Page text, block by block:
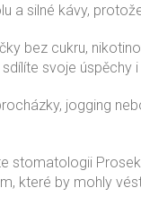
a silné kávy,
bez cukru,
svoje úspěchy i
jogging
stomatologii
které by mohly